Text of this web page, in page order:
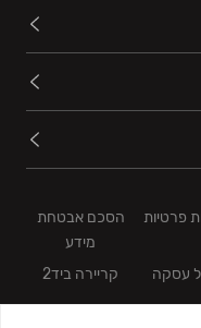
פרטיות
הסכם אבטחת
מידע
עסקה
קריירה ביד2